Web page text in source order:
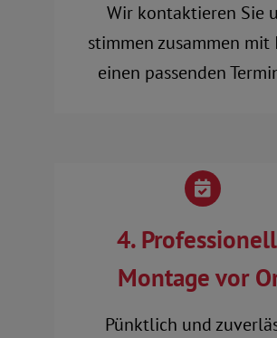
Wir kontaktieren Sie
stimmen zusammen mit
einen passenden
4.
Montage vor
Pünktlich und